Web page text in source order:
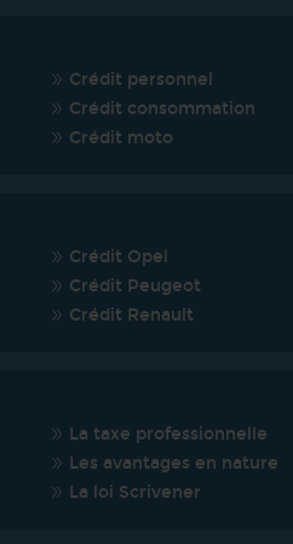
Crédit personnel
Crédit consommation
Crédit moto
Crédit Opel
Crédit Peugeot
Crédit Renault
La taxe professionnelle
Les avantages en nature
La loi Scrivener